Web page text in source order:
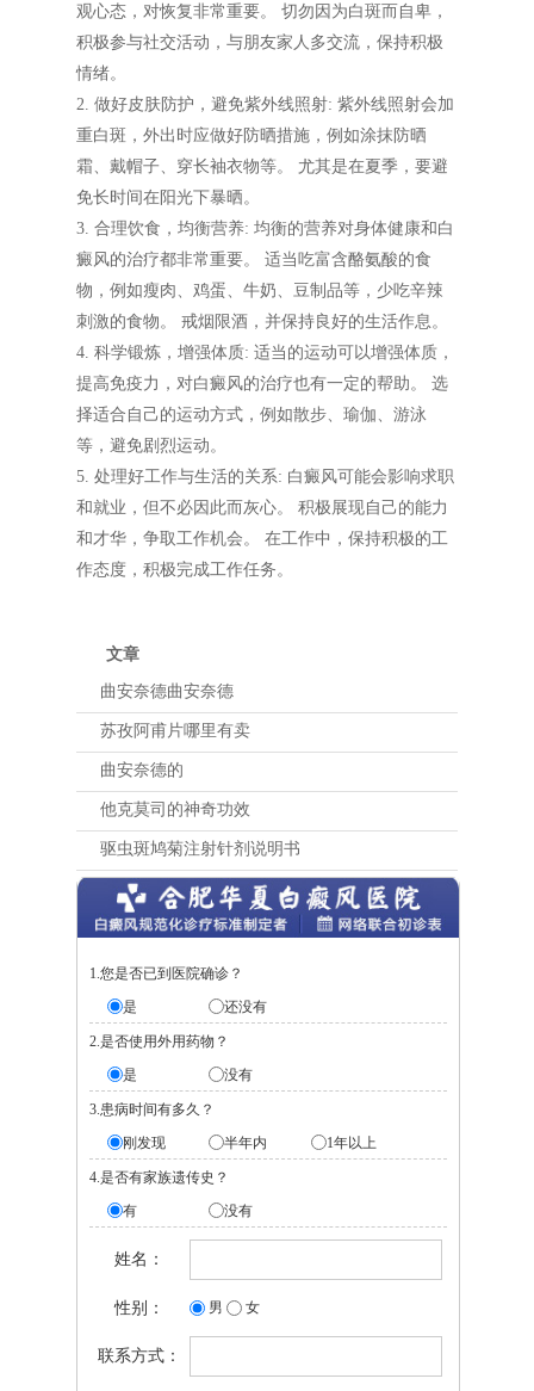
观心态，对恢复非常重要。 切勿因为白斑而自卑，
积极参与社交活动，与朋友家人多交流，保持积极
情绪。
2. 做好皮肤防护，避免紫外线照射: 紫外线照射会加
重白斑，外出时应做好防晒措施，例如涂抹防晒
霜、戴帽子、穿长袖衣物等。 尤其是在夏季，要避
免长时间在阳光下暴晒。
3. 合理饮食，均衡营养: 均衡的营养对身体健康和白
癜风的治疗都非常重要。 适当吃富含酪氨酸的食
物，例如瘦肉、鸡蛋、牛奶、豆制品等，少吃辛辣
刺激的食物。 戒烟限酒，并保持良好的生活作息。
4. 科学锻炼，增强体质: 适当的运动可以增强体质，
提高免疫力，对白癜风的治疗也有一定的帮助。 选
择适合自己的运动方式，例如散步、瑜伽、游泳
等，避免剧烈运动。
5. 处理好工作与生活的关系: 白癜风可能会影响求职
和就业，但不必因此而灰心。 积极展现自己的能力
和才华，争取工作机会。 在工作中，保持积极的工
作态度，积极完成工作任务。
文章
曲安奈德曲安奈德
苏孜阿甫片哪里有卖
曲安奈德的
他克莫司的神奇功效
驱虫斑鸠菊注射针剂说明书
1.您是否已到医院确诊？
是
还没有
2.是否使用外用药物？
是
没有
3.患病时间有多久？
刚发现
半年内 1年以上
4.是否有家族遗传史？
有
没有
姓名：
性别： 男 女
联系方式：